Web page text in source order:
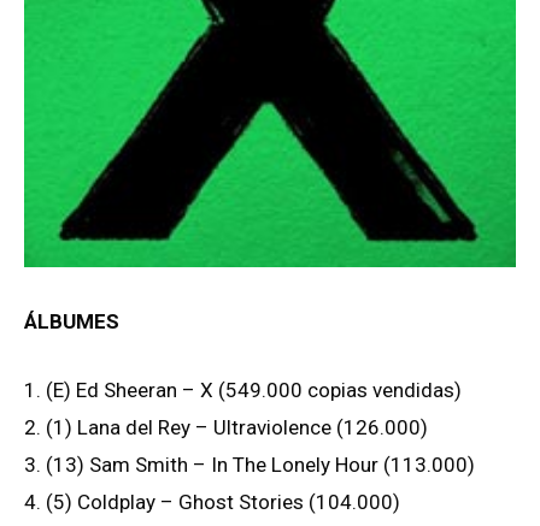
ÁLBUMES
1. (E) Ed Sheeran – X (549.000 copias vendidas)
2. (1) Lana del Rey – Ultraviolence (126.000)
3. (13) Sam Smith – In The Lonely Hour (113.000)
4. (5) Coldplay – Ghost Stories (104.000)